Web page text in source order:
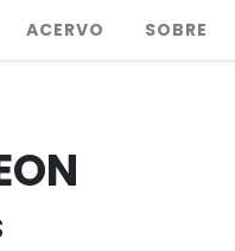
ACERVO SOBRE